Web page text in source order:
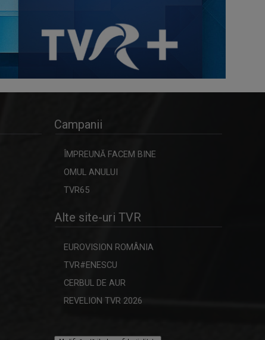
Campanii
ÎMPREUNĂ FACEM BINE
OMUL ANULUI
TVR65
Alte site-uri TVR
EUROVISION ROMÂNIA
TVR#ENESCU
CERBUL DE AUR
REVELION TVR 2026